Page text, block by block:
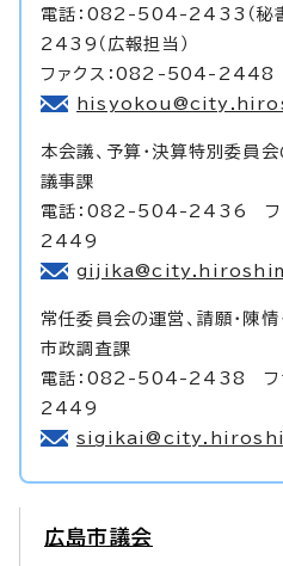
電話：082-504-2433（秘
2439（広報担当）
ファクス：082-504-2448
本会議、予算・決算特別委員
議事課
電話：082-504-2436 フ
2449
常任委員会の運営、請願・陳
市政調査課
電話：082-504-2438 フ
2449
広島市議会